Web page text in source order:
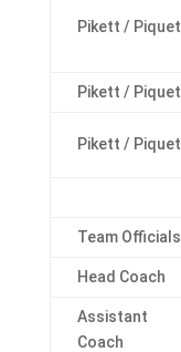
Pikett / Piquet
Pikett / Piquet
Pikett / Piquet
Team Officials
Head Coach
Assistant
Coach